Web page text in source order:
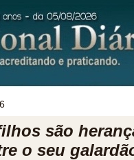
são
o seu